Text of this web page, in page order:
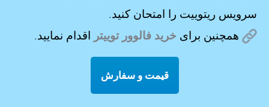
سرویس ریتوییت را امتحان کنید.
همچنین برای خرید فالوور توییتر اقدام نمایید.
قیمت و سفارش